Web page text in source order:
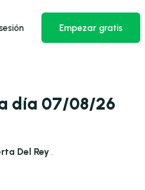
Empezar gratis
día 07/08/26
Del Rey .